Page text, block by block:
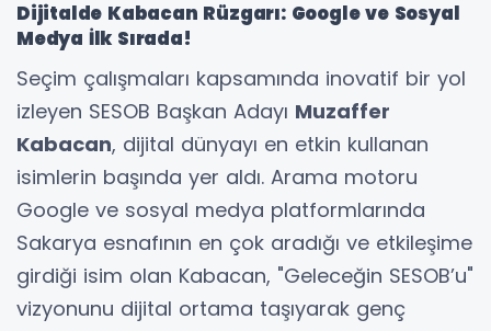
Dijitalde Kabacan Rüzgarı: Google ve Sosyal
Medya İlk Sırada!
Seçim çalışmaları kapsamında inovatif bir yol
izleyen SESOB Başkan Adayı Muzaffer
Kabacan, dijital dünyayı en etkin kullanan
isimlerin başında yer aldı. Arama motoru
Google ve sosyal medya platformlarında
Sakarya esnafının en çok aradığı ve etkileşime
girdiği isim olan Kabacan, "Geleceğin SESOB’u"
vizyonunu dijital ortama taşıyarak genç